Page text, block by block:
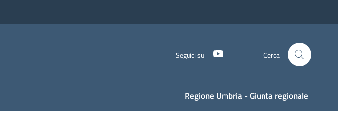
Seguici su Cerca
Regione Umbria - Giunta regionale